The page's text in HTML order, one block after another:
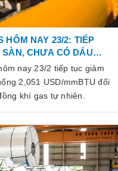
HÔM NAY 23/2: TIẾP
CHƯA CÓ DẤU
HỒI
nay 23/2 tiếp tục giảm
2,051 USD/mmBTU đối
khí gas tự nhiên.